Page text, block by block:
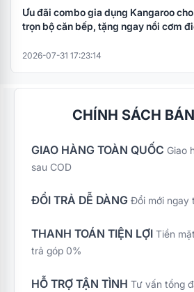
Ưu đãi combo gia dụng Kangaroo
trọn bộ căn bếp, tặng ngay nồi cơm
2026-07-31 17:23:14
CHÍNH SÁCH
GIAO HÀNG TOÀN QUỐC Giao
sau COD
ĐỔI TRẢ DỄ DÀNG Đổi mới ngay
THANH TOÁN TIỆN LỢI Tiền
trả góp 0%
HỖ TRỢ TẬN TÌNH Tư vấn tổng